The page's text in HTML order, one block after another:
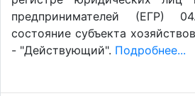
предпринимателей (ЕГР)
состояние субъекта
- "Действующий". Подробнее...